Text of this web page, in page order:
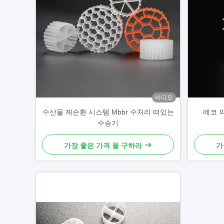
비디오
수산물 재순환 시스템 Mbbr 수처리 떠있는
수송기
가장 좋은 가격 을 구하라
에코